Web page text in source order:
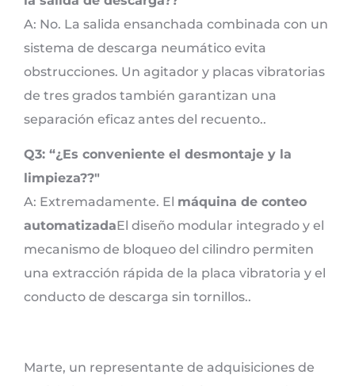
A: No. La salida ensanchada combinada con un
sistema de descarga neumático evita
obstrucciones. Un agitador y placas vibratorias
de tres grados también garantizan una
separación eficaz antes del recuento..
Q3: “¿Es conveniente el desmontaje y la
limpieza??"
A: Extremadamente. El máquina de conteo
automatizadaEl diseño modular integrado y el
mecanismo de bloqueo del cilindro permiten
una extracción rápida de la placa vibratoria y el
conducto de descarga sin tornillos..
Marte, un representante de adquisiciones de